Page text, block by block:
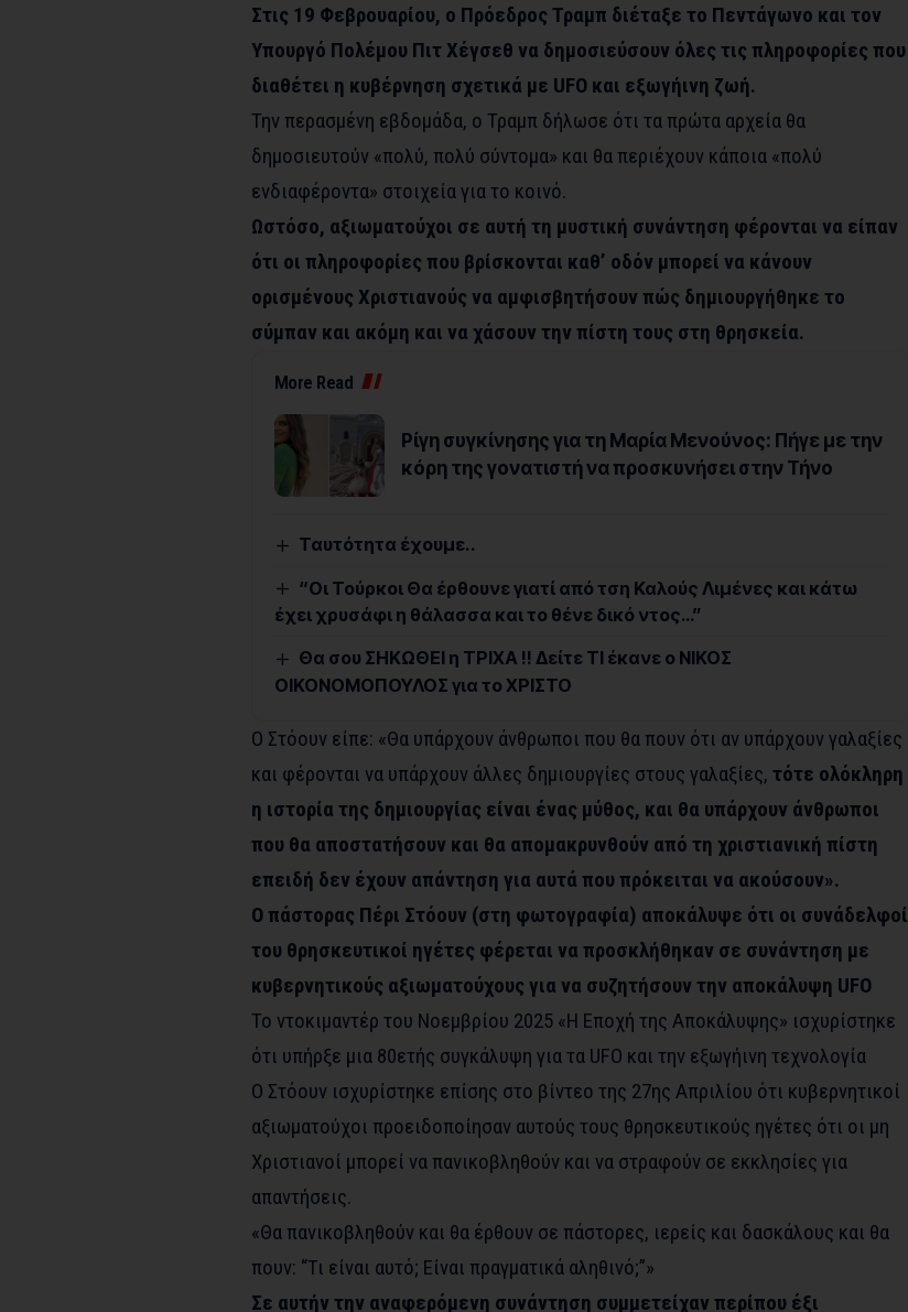
Στις 19 Φεβρουαρίου, ο Πρόεδρος Τραμπ διέταξε το Πεντάγωνο και τον
Υπουργό Πολέμου Πιτ Χέγσεθ να δημοσιεύσουν όλες τις πληροφορίες που
διαθέτει η κυβέρνηση σχετικά με UFO και εξωγήινη ζωή.
Την περασμένη εβδομάδα, ο Τραμπ δήλωσε ότι τα πρώτα αρχεία θα
δημοσιευτούν «πολύ, πολύ σύντομα» και θα περιέχουν κάποια «πολύ
ενδιαφέροντα» στοιχεία για το κοινό.
Ωστόσο, αξιωματούχοι σε αυτή τη μυστική συνάντηση φέρονται να είπαν
ότι οι πληροφορίες που βρίσκονται καθ’ οδόν μπορεί να κάνουν
ορισμένους Χριστιανούς να αμφισβητήσουν πώς δημιουργήθηκε το
σύμπαν και ακόμη και να χάσουν την πίστη τους στη θρησκεία.
More Read
Ρίγη συγκίνησης για τη Μαρία Μενούνος: Πήγε με την
κόρη της γονατιστή να προσκυνήσει στην Τήνο
Ταυτότητα έχουμε..
“Οι Τούρκοι Θα έρθουνε γιατί από τση Καλούς Λιμένες και κάτω
έχει χρυσάφι η θάλασσα και το θένε δικό ντος…”
Θα σου ΣΗΚΩΘΕΙ η ΤΡΙΧΑ !! Δείτε ΤΙ έκανε ο ΝΙΚΟΣ
ΟΙΚΟΝΟΜΟΠΟΥΛΟΣ για το ΧΡΙΣΤΟ
Ο Στόουν είπε: «Θα υπάρχουν άνθρωποι που θα πουν ότι αν υπάρχουν γαλαξίες
και φέρονται να υπάρχουν άλλες δημιουργίες στους γαλαξίες, τότε ολόκληρη
η ιστορία της δημιουργίας είναι ένας μύθος, και θα υπάρχουν άνθρωποι
που θα αποστατήσουν και θα απομακρυνθούν από τη χριστιανική πίστη
επειδή δεν έχουν απάντηση για αυτά που πρόκειται να ακούσουν».
Ο πάστορας Πέρι Στόουν (στη φωτογραφία) αποκάλυψε ότι οι συνάδελφοί
του θρησκευτικοί ηγέτες φέρεται να προσκλήθηκαν σε συνάντηση με
κυβερνητικούς αξιωματούχους για να συζητήσουν την αποκάλυψη UFO
Το ντοκιμαντέρ του Νοεμβρίου 2025 «Η Εποχή της Αποκάλυψης» ισχυρίστηκε
ότι υπήρξε μια 80ετής συγκάλυψη για τα UFO και την εξωγήινη τεχνολογία
Ο Στόουν ισχυρίστηκε επίσης στο βίντεο της 27ης Απριλίου ότι κυβερνητικοί
αξιωματούχοι προειδοποίησαν αυτούς τους θρησκευτικούς ηγέτες ότι οι μη
Χριστιανοί μπορεί να πανικοβληθούν και να στραφούν σε εκκλησίες για
απαντήσεις.
«Θα πανικοβληθούν και θα έρθουν σε πάστορες, ιερείς και δασκάλους και θα
πουν: “Τι είναι αυτό; Είναι πραγματικά αληθινό;”»
Σε αυτήν την αναφερόμενη συνάντηση συμμετείχαν περίπου έξι